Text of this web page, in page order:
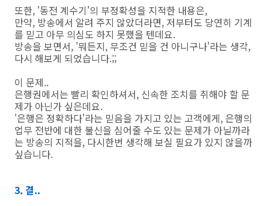
또한, '동전 계수기'의 부정확성을 지적한 내용은,
만약, 방송에서 알려 주지 않았더라면, 저부터도 당연히 기계
를 믿고 아무 의심도 하지 못했을 텐데요.
방송을 보면서, '뭐든지, 무조건 믿을 건 아니구나'라는 생각,
다시 해보게 되었습니다.;;
이 문제..
은행권에서는 빨리 확인하셔서, 신속한 조치를 취해야 할 문
제가 아닌가 싶은데요.
'은행은 정확하다'라는 믿음을 가지고 있는 고객에게, 은행의
업무 전반에 대한 불신을 심어줄 수도 있는 문제가 아닐까라
는 방송의 지적을, 다시한번 생각해 보실 필요가 있지 않을까
싶습니다.
3. 결..